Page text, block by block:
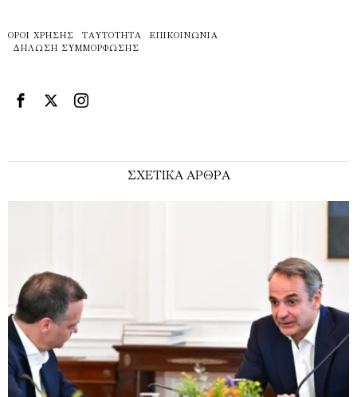
ΌΡΟΙ ΧΡΉΣΗΣ ΤΑΥΤΌΤΗΤΑ
ΕΠΙΚΟΙΝΩΝΊΑ
ΔΉΛΩΣΗ ΣΥΜΜΌΡΦΩΣΗΣ
ΣΧΕΤΙΚΑ ΑΡΘΡΑ